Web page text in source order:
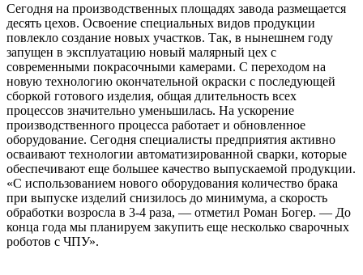
Сегодня на производственных площадях завода размещается
десять цехов. Освоение специальных видов продукции
повлекло создание новых участков. Так, в нынешнем году
запущен в эксплуатацию новый малярный цех с
современными покрасочными камерами. С переходом на
новую технологию окончательной окраски с последующей
сборкой готового изделия, общая длительность всех
процессов значительно уменьшилась. На ускорение
производственного процесса работает и обновленное
оборудование. Сегодня специалисты предприятия активно
осваивают технологии автоматизированной сварки, которые
обеспечивают еще большее качество выпускаемой продукции.
«С использованием нового оборудования количество брака
при выпуске изделий снизилось до минимума, а скорость
обработки возросла в 3-4 раза, — отметил Роман Богер. — До
конца года мы планируем закупить еще несколько сварочных
роботов с ЧПУ».